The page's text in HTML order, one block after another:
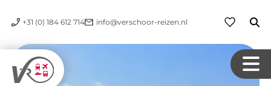
+31 (0) 184 612 714 info@verschoor-reizen.nl